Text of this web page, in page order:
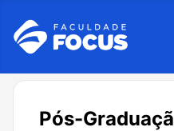
Pós-